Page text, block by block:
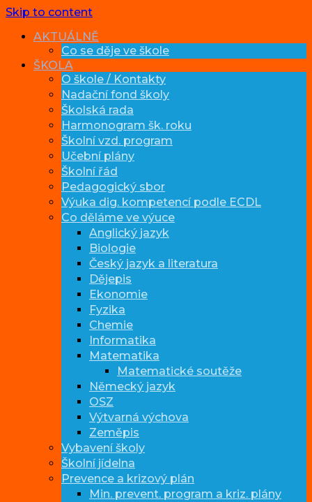
Skip to content
AKTUÁLNĚ
Co se děje ve škole
ŠKOLA
O škole / Kontakty
Nadační fond školy
Školská rada
Harmonogram šk. roku
Školní vzd. program
Učební plány
Školní řád
Pedagogický sbor
Výuka dig. kompetencí podle ECDL
Co děláme ve výuce
Anglický jazyk
Biologie
Český jazyk a literatura
Dějepis
Ekonomie
Fyzika
Chemie
Informatika
Matematika
Matematické soutěže
Německý jazyk
OSZ
Výtvarná výchova
Zeměpis
Vybavení školy
Školní jídelna
Prevence a krizový plán
Min. prevent. program a kriz. plány